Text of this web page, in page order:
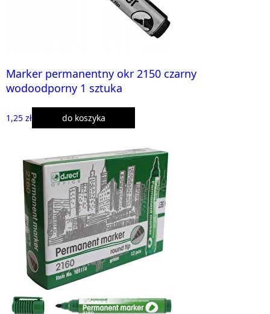
Marker permanentny okr 2150 czarny
wodoodporny 1 sztuka
1,25 zł do koszyka